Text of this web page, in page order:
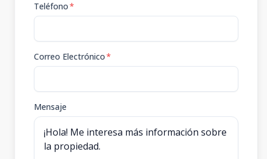
Teléfono*
Correo Electrónico*
Mensaje